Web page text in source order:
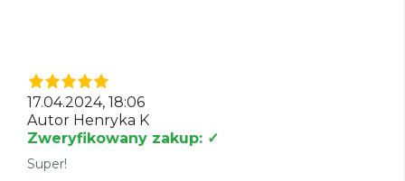
17.04.2024, 18:06
Autor Henryka K
Zweryfikowany zakup: ✓
Super!